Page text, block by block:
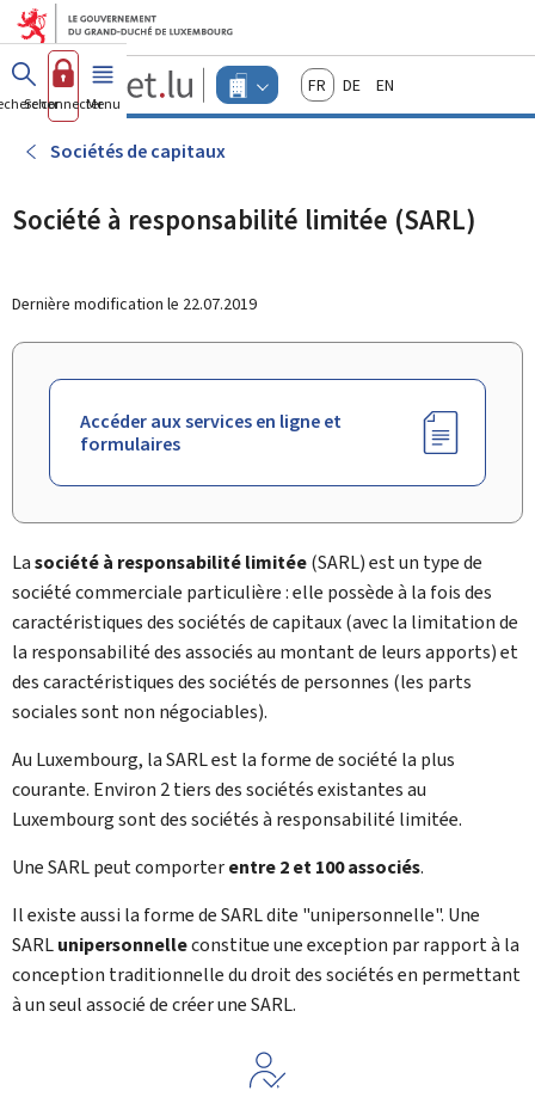
Aller au menu principal
Aller au contenu
Guichet.lu
Changer
d'espace
actif
FrançaisDeutschEnglish
Se connecterMenu principal
Sociétés de capitaux
Société à responsabilité limitée (SARL)
Dernière modification le 22.07.2019
Accéder aux services en ligne et
formulaires
Lasociété à responsabilité limitée(SARL) est un type de
société commerciale particulière : elle possède à la fois des
caractéristiques des sociétés de capitaux (avec la limitation de
la responsabilité des associés au montant de leurs apports) et
des caractéristiques des sociétés de personnes (les parts
sociales sont non négociables).
Au Luxembourg, la SARL est la forme de société la plus
courante. Environ 2 tiers des sociétés existantes au
Luxembourg sont des sociétés à responsabilité limitée.
Une SARL peut comporterentre 2 et 100 associés.
Il existe aussi la forme de SARL dite "unipersonnelle". Une
SARLunipersonnelleconstitue une exception par rapport à la
conception traditionnelle du droit des sociétés en permettant
à un seul associé de créer une SARL.